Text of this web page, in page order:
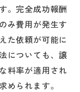
。完全成功報酬
み費用が発生す
た依頼が可能に
についても、譲
料率が適用され
められます。